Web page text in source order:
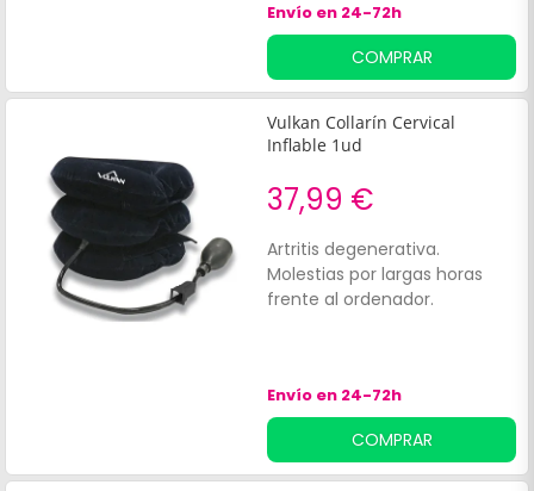
posee propiedades
antiinflamatorias y ayuda a
aliviar el dolor muscular y
articular. Contiene 180
cápsulas.'
Envío en 24-72h
COMPRAR
Vulkan Collarín Cervical
Inflable 1ud
37,99 €
Artritis degenerativa.
Molestias por largas horas
frente al ordenador.
Envío en 24-72h
COMPRAR